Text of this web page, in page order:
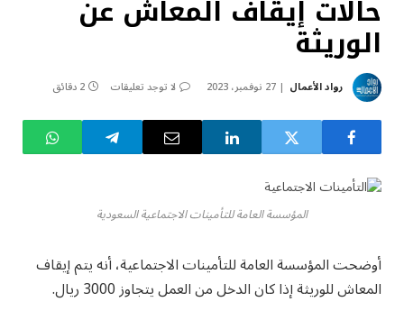
حالات إيقاف المعاش عن
الوريثة
رواد الأعمال 27 نوفمبر، 2023 لا توجد تعليقات 2 دقائق
المؤسسة العامة للتأمينات الاجتماعية السعودية
أوضحت المؤسسة العامة للتأمينات الاجتماعية، أنه يتم إيقاف
المعاش للوريثة إذا كان الدخل من العمل يتجاوز 3000 ريال.